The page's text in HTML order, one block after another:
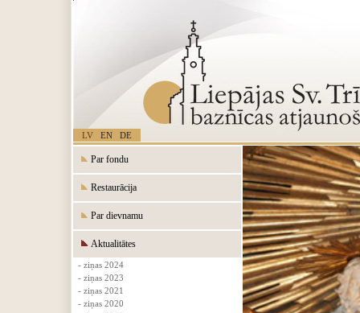
LV EN DE
Par fondu
Restaurācija
Par dievnamu
Aktualitātes
- ziņas 2024
- ziņas 2023
- ziņas 2021
- ziņas 2020